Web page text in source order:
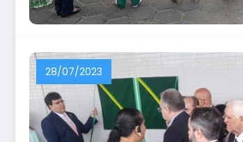
28/07/2023